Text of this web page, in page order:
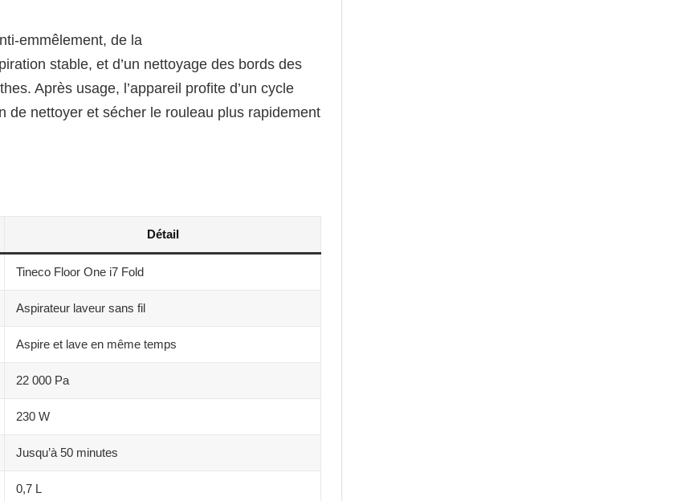
emmêlement, de la
stable, et d’un nettoyage des bords des
Après usage, l’appareil profite d’un cycle
de nettoyer et sécher le rouleau plus rapidement
Détail
Tineco Floor One i7 Fold
Aspirateur laveur sans fil
Aspire et lave en même temps
22 000 Pa
230 W
Jusqu’à 50 minutes
0,7 L